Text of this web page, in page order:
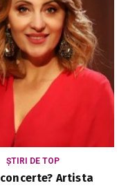
ȘTIRI DE TOP
Artista